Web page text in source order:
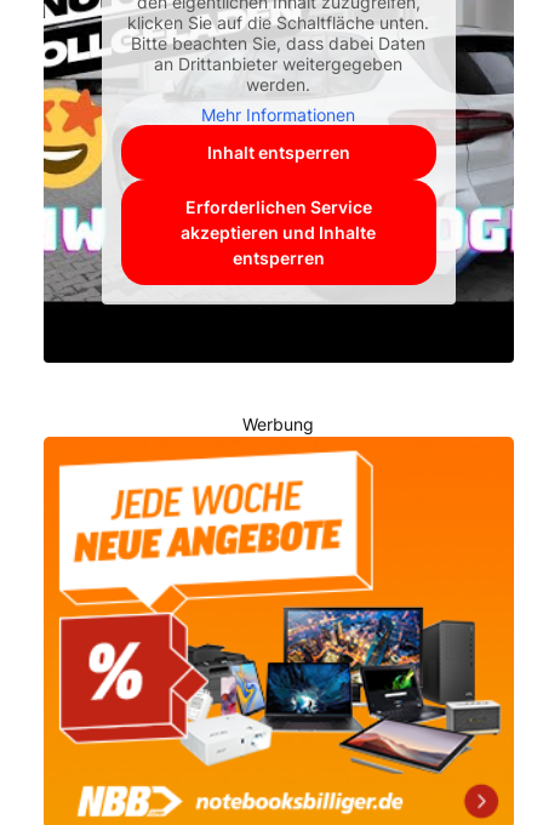
klicken Sie auf die Schaltfläche unten.
Bitte beachten Sie, dass dabei Daten
an Drittanbieter weitergegeben
werden.
Mehr Informationen
Inhalt entsperren
Erforderlichen Service
akzeptieren und Inhalte
entsperren
Werbung